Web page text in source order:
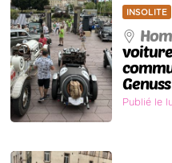
INSOLITE
Publié le